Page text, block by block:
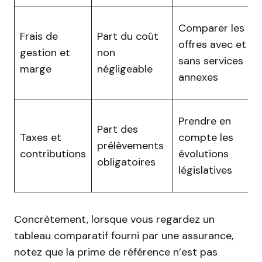
Frais de
gestion et
marge
Part du coût
non
négligeable
Comparer les
offres avec et
sans services
annexes
Taxes et
contributions
Part des
prélèvements
obligatoires
Prendre en
compte les
évolutions
législatives
Concrètement, lorsque vous regardez un
tableau comparatif fourni par une assurance,
notez que la prime de référence n’est pas